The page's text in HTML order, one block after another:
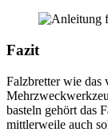
Fazit
Falzbretter wie das
basteln gehört das
mittlerweile auch